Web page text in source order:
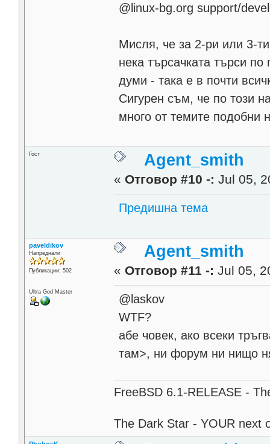
@linux-bg.org support/
Мисля, че за 2-ри или 3-
нека търсачката търси
думи - така е в почти
Сигурен съм, че по този
много от темите подобни
Гост Agent_smith
« Отговор #10 -: Jul 05,
Предишна тема
paveldikov
Напреднали
Публикации: 502
Ultra God Master
Agent_smith
« Отговор #11 -: Jul 05,
@laskov
WTF?
абе човек, ако всеки
там>, ни форум ни нищо
FreeBSD 6.1-RELEASE -
The Dark Star - YOUR next